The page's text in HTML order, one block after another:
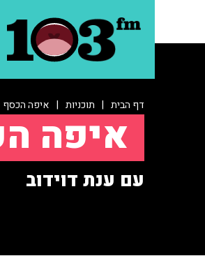
דף הבית | תוכניות | איפה הכסף
איפה
עם ענת דוידוב